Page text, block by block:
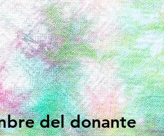
del donante